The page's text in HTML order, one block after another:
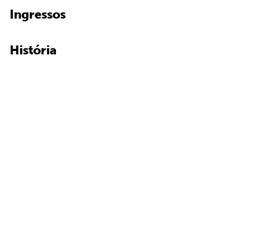
Ingressos
História